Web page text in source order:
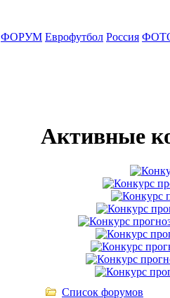
ФОРУМ Еврофутбол Россия
Активные
Список форумов